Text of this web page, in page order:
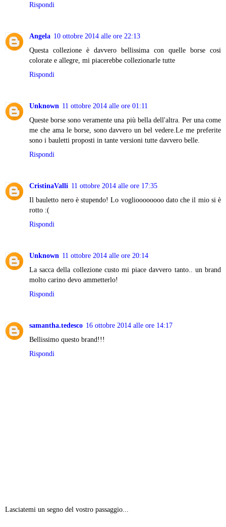
Rispondi
Angela 10 ottobre 2014 alle ore 22:13
Questa collezione è davvero bellissima con quelle borse cosi
colorate e allegre, mi piacerebbe collezionarle tutte
Rispondi
Unknown 11 ottobre 2014 alle ore 01:11
Queste borse sono veramente una più bella dell'altra. Per una come
me che ama le borse, sono davvero un bel vedere.Le me preferite
sono i bauletti proposti in tante versioni tutte davvero belle.
Rispondi
CristinaValli 11 ottobre 2014 alle ore 17:35
Il bauletto nero è stupendo! Lo voglioooooooo dato che il mio si è
rotto :(
Rispondi
Unknown 11 ottobre 2014 alle ore 20:14
La sacca della collezione custo mi piace davvero tanto.. un brand
molto carino devo ammetterlo!
Rispondi
samantha.tedesco 16 ottobre 2014 alle ore 14:17
Bellissimo questo brand!!!
Rispondi
Lasciatemi un segno del vostro passaggio...